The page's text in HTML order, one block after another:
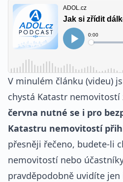
V minulém článku (videu)
chystá Katastr nemovitostí
června nutné se i pro
Katastru nemovitostí
přesněji řečeno, budete-li
nemovitostí nebo
pravděpodobně uvidíte